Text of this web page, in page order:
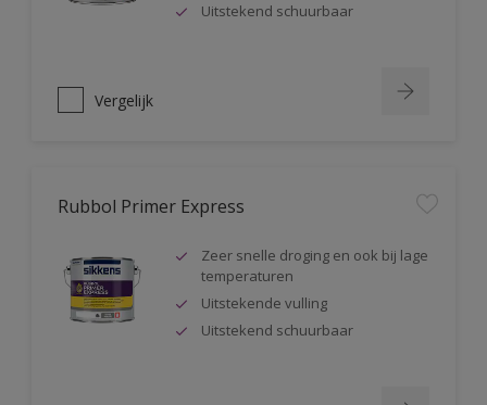
Uitstekend schuurbaar
Vergelijk
Rubbol Primer Express
Zeer snelle droging en ook bij lage
temperaturen
Uitstekende vulling
Uitstekend schuurbaar